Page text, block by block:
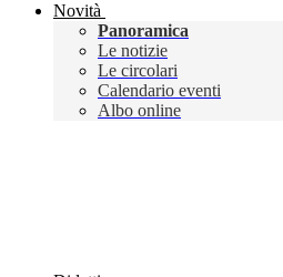
Novità
Panoramica
Le notizie
Le circolari
Calendario eventi
Albo online